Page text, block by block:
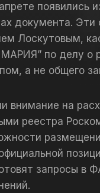
появились
документа.
Лоскутовым,
по делу о
а не общего
внимание на
реестра
запросы в